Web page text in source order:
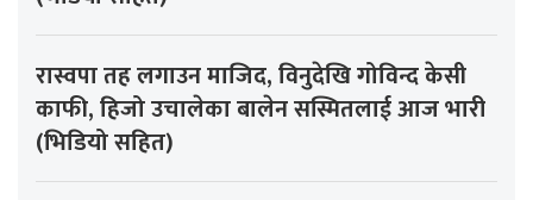
रास्वपा तह लगाउन माजिद, विनुदेखि गोविन्द केसी
काफी, हिजो उचालेका बालेन सस्मितलाई आज भारी
(भिडियो सहित)